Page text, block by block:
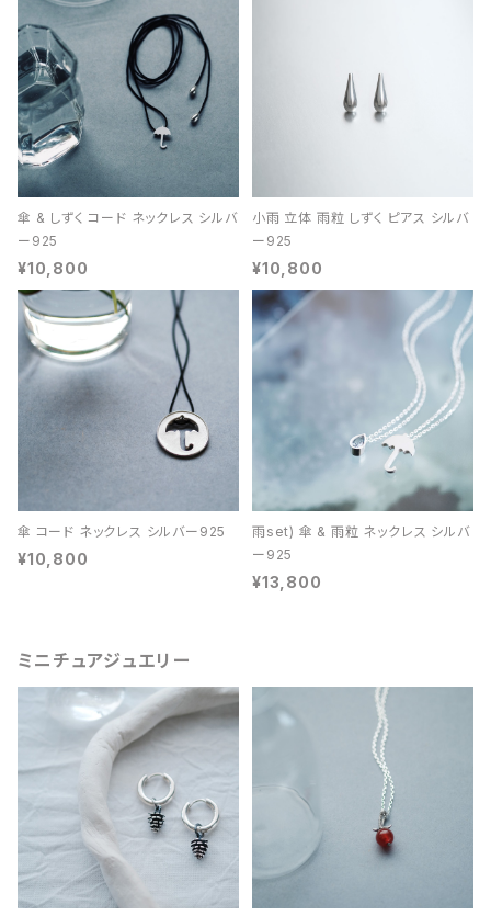
傘 & しずく コード ネックレス シルバ
ー925
¥10,800
小雨 立体 雨粒 しずく ピアス シルバ
ー925
¥10,800
傘 コード ネックレス シルバー925
¥10,800
雨set) 傘 & 雨粒 ネックレス シルバ
ー925
¥13,800
ミニチュアジュエリー